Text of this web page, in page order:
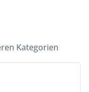
Kategorien